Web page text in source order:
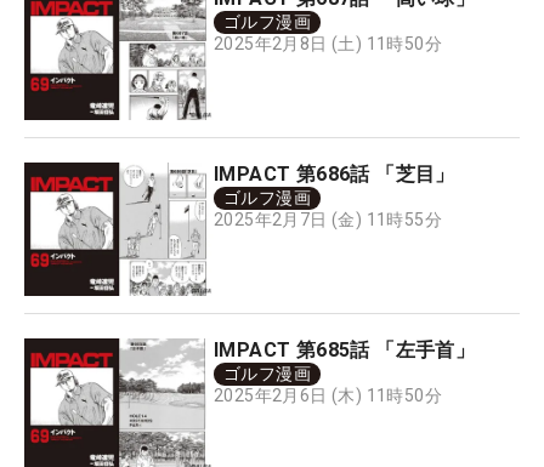
ゴルフ漫画
2025年2月8日 (土) 11時50分
IMPACT 第686話 「芝目」
ゴルフ漫画
2025年2月7日 (金) 11時55分
IMPACT 第685話 「左手首」
ゴルフ漫画
2025年2月6日 (木) 11時50分